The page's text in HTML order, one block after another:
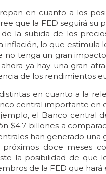
en cuanto a los
que la FED seguirá su
la subida de los
lo que estimula
no tenga un gran
ya hay una gran
de los rendimientos
en cuanto a la
central importante en
el Banco central
$4.7 billones a
han generado
doce meses
la posibilidad de
de la FED que